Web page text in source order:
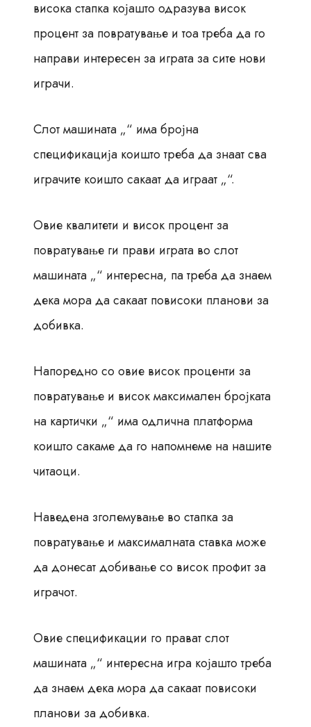
висока стапка којашто одразува висок
процент за повратување и тоа треба да го
направи интересен за играта за сите нови
играчи.
Слот машината „“ има бројна
спецификација коишто треба да знаат сва
играчите коишто сакаат да играат „“.
Овие квалитети и висок процент за
повратување ги прави играта во слот
машината „“ интересна, па треба да знаем
дека мора да сакаат повисоки планови за
добивка.
Напоредно со овие висок проценти за
повратување и висок максимален бројката
на картички „“ има одлична платформа
коишто сакаме да го напомнеме на нашите
читаоци.
Наведена зголемување во стапка за
повратување и максималната ставка може
да донесат добивање со висок профит за
играчот.
Овие спецификации го прават слот
машината „“ интересна игра којашто треба
да знаем дека мора да сакаат повисоки
планови за добивка.